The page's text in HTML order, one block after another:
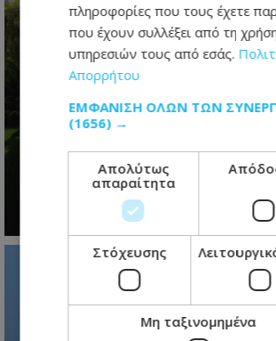
Η προεδρική μάχη
μεγάλο παζλ των
μετακίνηση των
ισορροπιών
09.08.2026 - 07:18
πληροφορίες που τους έχετε
που έχουν συλλέξει από τη
υπηρεσιών τους από εσάς.
Απορρήτου
ΕΜΦΆΝΙΣΗ ΌΛΩΝ ΤΩΝ
(1656) →
Απολύτως
απαραίτητα
Στόχευσης
Μη ταξινομημένα